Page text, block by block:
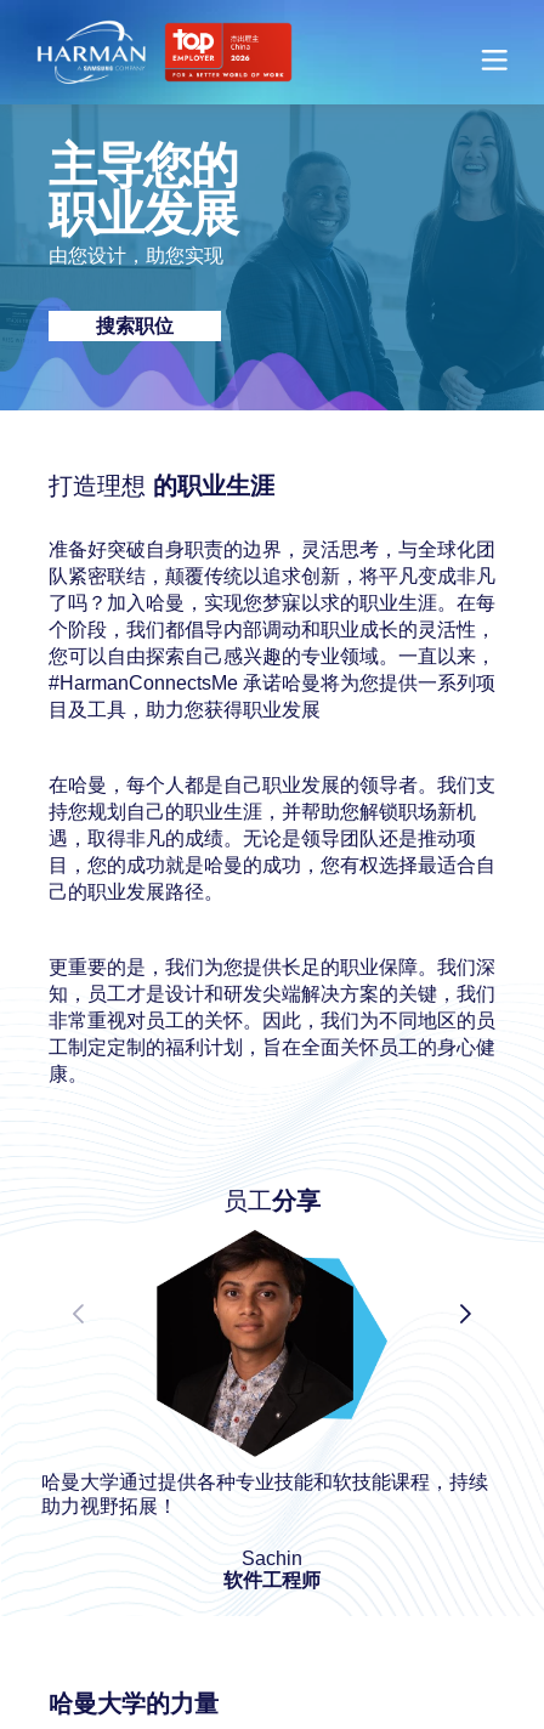
Harman
主导您的
职业发展
由您设计，助您实现
搜索职位
打造理想 的职业生涯
准备好突破自身职责的边界，灵活思考，与全球化团
队紧密联结，颠覆传统以追求创新，将平凡变成非凡
了吗？加入哈曼，实现您梦寐以求的职业生涯。在每
个阶段，我们都倡导内部调动和职业成长的灵活性，
您可以自由探索自己感兴趣的专业领域。一直以来，
#HarmanConnectsMe 承诺哈曼将为您提供一系列项
目及工具，助力您获得职业发展
在哈曼，每个人都是自己职业发展的领导者。我们支
持您规划自己的职业生涯，并帮助您解锁职场新机
遇，取得非凡的成绩。无论是领导团队还是推动项
目，您的成功就是哈曼的成功，您有权选择最适合自
己的职业发展路径。
更重要的是，我们为您提供长足的职业保障。我们深
知，员工才是设计和研发尖端解决方案的关键，我们
非常重视对员工的关怀。因此，我们为不同地区的员
工制定定制的福利计划，旨在全面关怀员工的身心健
康。
员工分享
哈曼大学通过提供各种专业技能和软技能课程，持续
助力视野拓展！
Sachin
软件工程师
哈曼大学的力量